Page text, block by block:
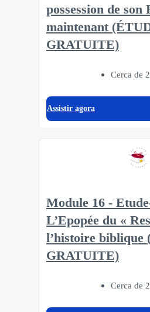
possession de son
maintenant
GRATUITE)
Cerca de
Assistir agora
Module 16 -
L’Epopée du «
l’histoire biblique
GRATUITE)
Cerca de